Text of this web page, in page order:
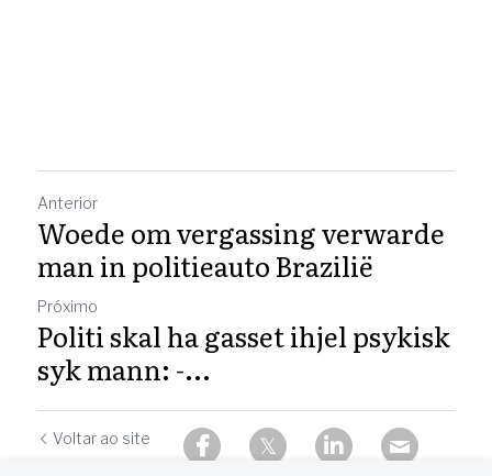
Anterior
Woede om vergassing verwarde
man in politieauto Brazilië
Próximo
Politi skal ha gasset ihjel psykisk
syk mann: -...
Voltar ao site